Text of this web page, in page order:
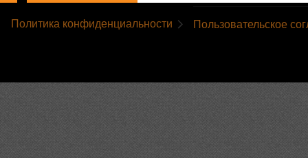
Политика конфиденциальности Пользовательское